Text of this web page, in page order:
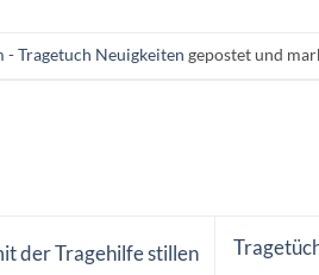
- Tragetuch Neuigkeiten gepostet und
der Tragehilfe stillen